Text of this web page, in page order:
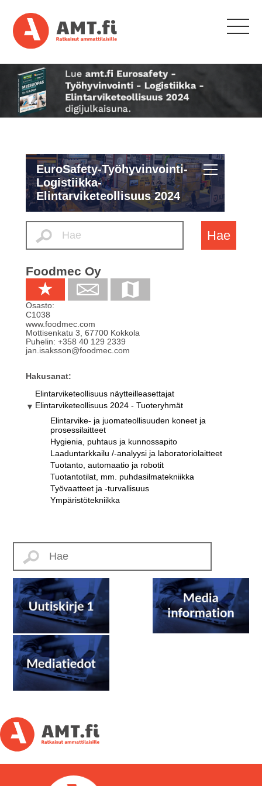
EuroSafety-Työhyvinvointi-
Logistiikka-
Elintarviketeollisuus 2024
Hae
Foodmec Oy
Osasto:
C1038
www.foodmec.com
Mottisenkatu 3 67700 Kokkola
Puhelin: +358 40 129 2339
jan.isaksson@foodmec.com
Hakusanat:
Elintarviketeollisuus näytteilleasettajat
Elintarviketeollisuus 2024 - Tuoteryhmät
Elintarvike- ja juomateollisuuden koneet ja
prosessilaitteet
Hygienia, puhtaus ja kunnossapito
Laaduntarkkailu /-analyysi ja laboratoriolaitteet
Tuotanto, automaatio ja robotit
Tuotantotilat, mm. puhdasilmatekniikka
Työvaatteet ja -turvallisuus
Ympäristötekniikka